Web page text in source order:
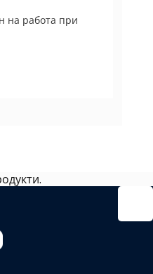
на работа при